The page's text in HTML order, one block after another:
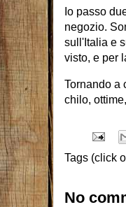
Io passo
negozio.
sull'Italia e
visto, e per
Tornando a
chilo,
Tags (click
No